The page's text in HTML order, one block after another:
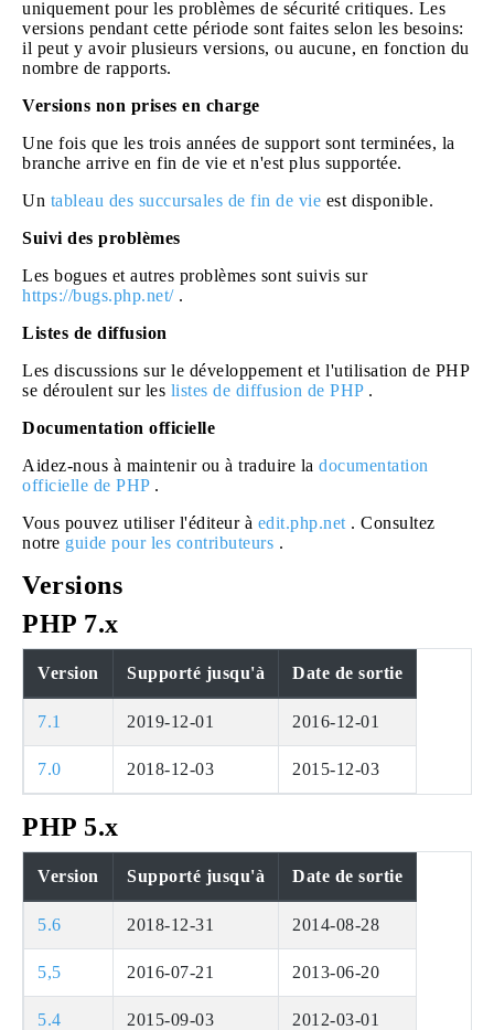
uniquement pour les problèmes de sécurité critiques. Les
versions pendant cette période sont faites selon les besoins:
il peut y avoir plusieurs versions, ou aucune, en fonction du
nombre de rapports.
Versions non prises en charge
Une fois que les trois années de support sont terminées, la
branche arrive en fin de vie et n'est plus supportée.
Un tableau des succursales de fin de vie est disponible.
Suivi des problèmes
Les bogues et autres problèmes sont suivis sur
https://bugs.php.net/.
Listes de diffusion
Les discussions sur le développement et l'utilisation de PHP
se déroulent sur les listes de diffusion de PHP.
Documentation officielle
Aidez-nous à maintenir ou à traduire la documentation
officielle de PHP.
Vous pouvez utiliser l'éditeur à edit.php.net . Consultez
notre guide pour les contributeurs .
Versions
PHP 7.x
Version Supporté jusqu'à Date de sortie
7.1 2019-12-01 2016-12-01
7.0 2018-12-03 2015-12-03
PHP 5.x
Version Supporté jusqu'à Date de sortie
5.6 2018-12-31 2014-08-28
5,5 2016-07-21 2013-06-20
5.4 2015-09-03 2012-03-01